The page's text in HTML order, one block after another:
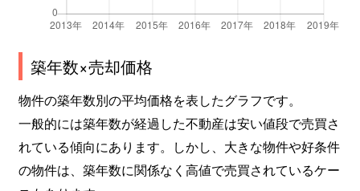
築年数×売却価格
物件の築年数別の平均価格を表したグラフです。
一般的には築年数が経過した不動産は安い値段で売買さ
れている傾向にあります。しかし、大きな物件や好条件
の物件は、築年数に関係なく高値で売買されているケー